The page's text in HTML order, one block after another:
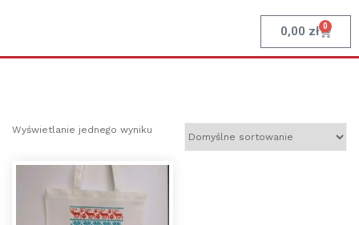
0,00 zł 0
Wyświetlanie jednego wyniku